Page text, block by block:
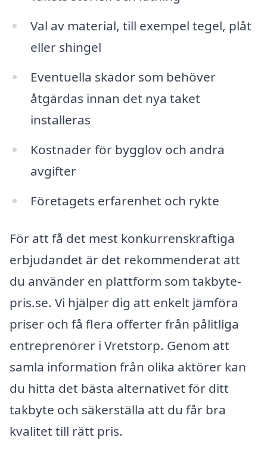
Val av material, till exempel tegel, plåt
eller shingel
Eventuella skador som behöver
åtgärdas innan det nya taket
installeras
Kostnader för bygglov och andra
avgifter
Företagets erfarenhet och rykte
För att få det mest konkurrenskraftiga
erbjudandet är det rekommenderat att
du använder en plattform som takbyte-
pris.se. Vi hjälper dig att enkelt jämföra
priser och få flera offerter från pålitliga
entreprenörer i Vretstorp. Genom att
samla information från olika aktörer kan
du hitta det bästa alternativet för ditt
takbyte och säkerställa att du får bra
kvalitet till rätt pris.